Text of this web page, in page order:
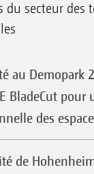
du secteur des
au Demopark
BladeCut pour
des
de